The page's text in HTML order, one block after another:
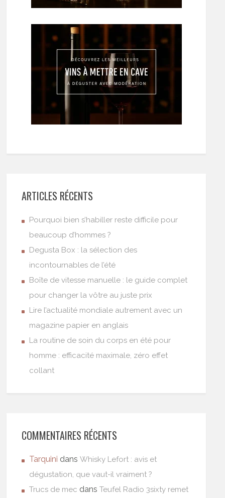
ARTICLES RÉCENTS
Pourquoi bien s’habiller reste difficile pour
beaucoup d’hommes ?
Degusta Box : la sélection des
incontournables de l’été
Boîte de vitesse manuelle : le guide complet
pour changer la vôtre au juste prix
Lire l’actualité mondiale autrement avec un
magazine papier en anglais
La routine de soin du corps en été pour
homme : efficacité maximale, zéro effet
collant
COMMENTAIRES RÉCENTS
Tarquini dansWhisky Lefort : avis et
dégustation, que vaut-il vraiment ?
Trucs de mec dansTeufel Radio 3sixty remet